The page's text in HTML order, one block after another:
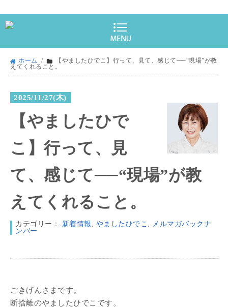
ホーム /
【やましたひでこ】行って、見て、感じて──“現場”が教
えてくれること。
2025/11/27(木)
【やましたひで
こ】行って、見
て、感じて──“現場”が教
えてくれること。
カテゴリー： .新着情報 , やましたひでこ , メルマガバックナ
ンバー
ごきげんさまです。
断捨離のやましたひでこです。